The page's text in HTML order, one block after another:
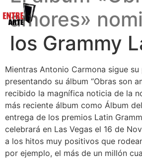
amores»
los Grammy
Mientras Antonio Carmona sigue su
presentando su álbum “Obras son
recibido la magnífica noticia de la
más reciente álbum como Álbum
entrega de los premios Latin
celebrará en Las Vegas el 16 de
a los hitos muy positivos que
por ejemplo, el más de un millón